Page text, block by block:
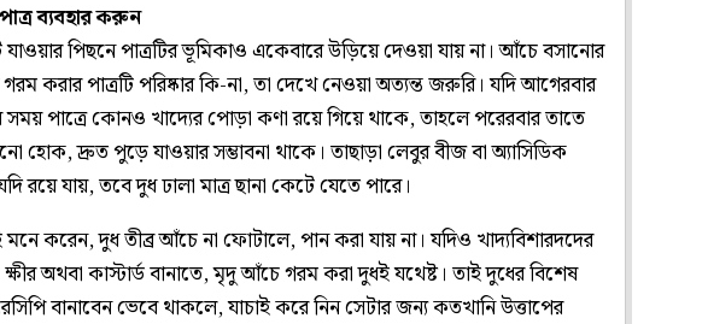
ব্যবহার করুন
পিছনে পাত্রটির ভূমিকাও একেবারে উড়িয়ে দেওয়া যায় না। আঁচে বসানোর
করার পাত্রটি পরিষ্কার কি-না, তা দেখে নেওয়া অত্যন্ত জরুরি। যদি আগেরবার
সময় পাত্রে কোনও খাদ্যের পোড়া কণা রয়ে গিয়ে থাকে, তাহলে পরেরবার তাতে
হোক, দ্রুত পুড়ে যাওয়ার সম্ভাবনা থাকে। তাছাড়া লেবুর বীজ বা অ্যাসিডিক
রয়ে যায়, তবে দুধ ঢালা মাত্র ছানা কেটে যেতে পারে।
করেন, দুধ তীব্র আঁচে না ফোটালে, পান করা যায় না। যদিও খাদ্যবিশারদদের
অথবা কাস্টার্ড বানাতে, মৃদু আঁচে গরম করা দুধই যথেষ্ট। তাই দুধের বিশেষ
বানাবেন ভেবে থাকলে, যাচাই করে নিন সেটার জন্য কতখানি উত্তাপের